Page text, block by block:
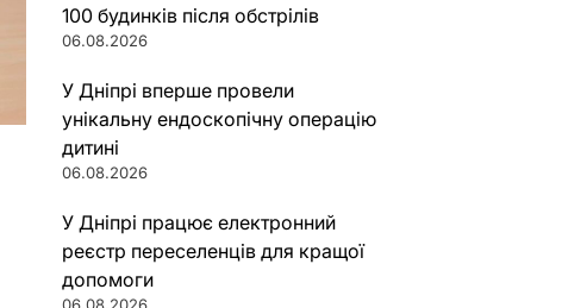
100 будинків після обстрілів
06.08.2026
У Дніпрі вперше провели
унікальну ендоскопічну операцію
дитині
06.08.2026
У Дніпрі працює електронний
реєстр переселенців для кращої
допомоги